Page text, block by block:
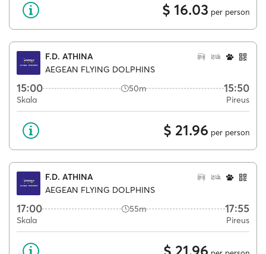
$ 16.03 per person
F.D. ATHINA
AEGEAN FLYING DOLPHINS
15:00 50m 15:50
Skala Pireus
$ 21.96 per person
F.D. ATHINA
AEGEAN FLYING DOLPHINS
17:00 55m 17:55
Skala Pireus
$ 21.96